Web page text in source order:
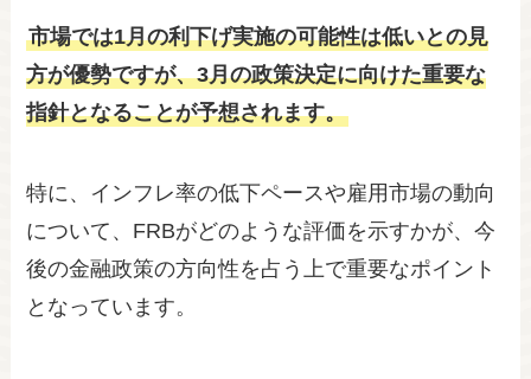
市場では1月の利下げ実施の可能性は低いとの見
方が優勢ですが、3月の政策決定に向けた重要な
指針となることが予想されます。
特に、インフレ率の低下ペースや雇用市場の動向
について、FRBがどのような評価を示すかが、今
後の金融政策の方向性を占う上で重要なポイント
となっています。